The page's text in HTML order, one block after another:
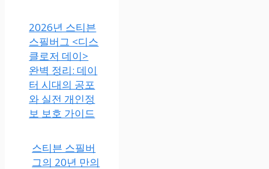
2026년 스티븐
스필버그 <디스
클로저 데이>
완벽 정리: 데이
터 시대의 공포
와 실전 개인정
보 보호 가이드
스티븐 스필버
그의 20년 만의